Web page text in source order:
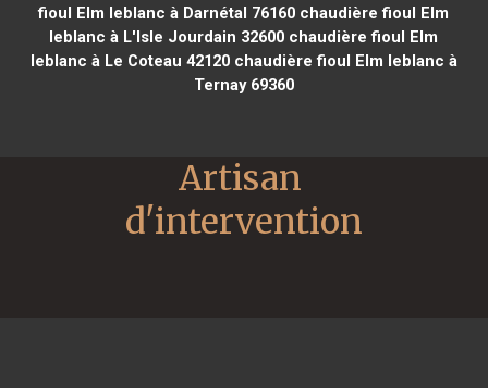
fioul Elm leblanc à Darnétal 76160 chaudière fioul Elm
leblanc à L'Isle Jourdain 32600 chaudière fioul Elm
leblanc à Le Coteau 42120chaudière fioul Elm leblanc à
Ternay 69360
Artisan
d'intervention